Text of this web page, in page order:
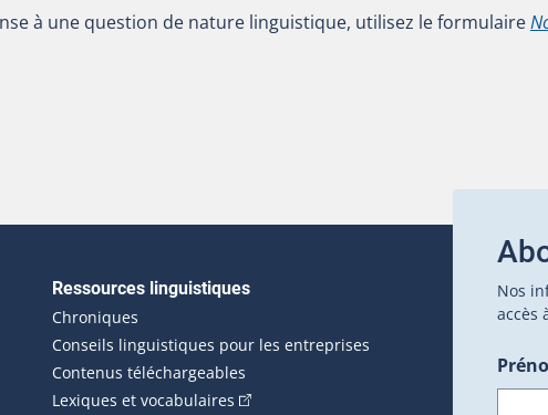
à une question de nature linguistique, utilisez le formulaire
externe s'ouvrira dans une nouvelle fenêtre.)
Ressources linguistiques
Chroniques
Conseils linguistiques pour les entreprises
Contenus téléchargeables
Lexiques et vocabulaires (Cet hyperlien externe s'ouvrira dans une
Nos
accès